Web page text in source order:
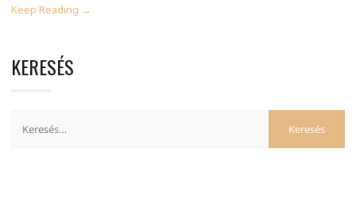
Keep Reading →
KERESÉS